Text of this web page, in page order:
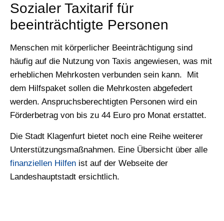
Sozialer Taxitarif für
beeinträchtigte Personen
Menschen mit körperlicher Beeinträchtigung sind
häufig auf die Nutzung von Taxis angewiesen, was mit
erheblichen Mehrkosten verbunden sein kann. Mit
dem Hilfspaket sollen die Mehrkosten abgefedert
werden. Anspruchsberechtigten Personen wird ein
Förderbetrag von bis zu 44 Euro pro Monat erstattet.
Die Stadt Klagenfurt bietet noch eine Reihe weiterer
Unterstützungsmaßnahmen. Eine Übersicht über alle
finanziellen Hilfen ist auf der Webseite der
Landeshauptstadt ersichtlich.